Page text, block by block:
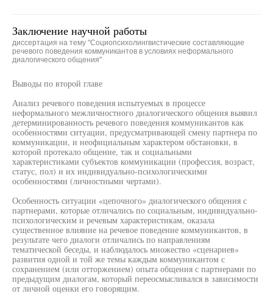
Заключение научной работы
диссертация на тему "Социопсихолингвистические составляющие
речевого поведения коммуникантов в условиях неформального
диалогического общения"
Выводы по второй главе
Анализ речевого поведения испытуемых в процессе
неформального межличностного диалогического общения выявил
детерминированность речевого поведения коммуникантов как
особенностями ситуации, предусматривающей смену партнера по
коммуникации, и неофициальным характером обстановки, в
которой протекало общение, так и социальными
характеристиками субъектов коммуникации (профессия, возраст,
статус, пол) и их индивидуально-психологическими
особенностями (личностными чертами).
Особенность ситуации «цепочного» диалогического общения с
партнерами, которые отличались по социальным, индивидуально-
психологическим и речевым характеристикам, оказала
существенное влияние на речевое поведение коммуникантов, в
результате чего диалоги отличались по направлениям
тематической беседы, и наблюдалось множество «сценариев»
развития одной и той же темы каждым коммуникантом с
сохранением (или отторжением) опыта общения с партнерами по
предыдущим диалогам, который переосмысливался в зависимости
от личной оценки его говорящим.